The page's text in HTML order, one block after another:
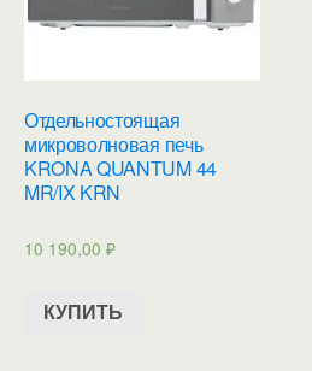
Отдельностоящая
микроволновая печь
KRONA QUANTUM 44
MR/IX KRN
10 190,00 ₽
КУПИТЬ